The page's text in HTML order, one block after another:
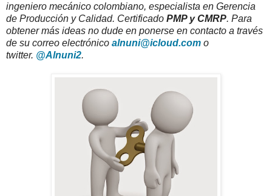
ingeniero mecánico colombiano, especialista en Gerencia
de Producción y Calidad. Certificado PMP y CMRP. Para
obtener más ideas no dude en ponerse en contacto a través
de su correo electrónico alnuni@icloud.com o
twitter. @Alnuni2.